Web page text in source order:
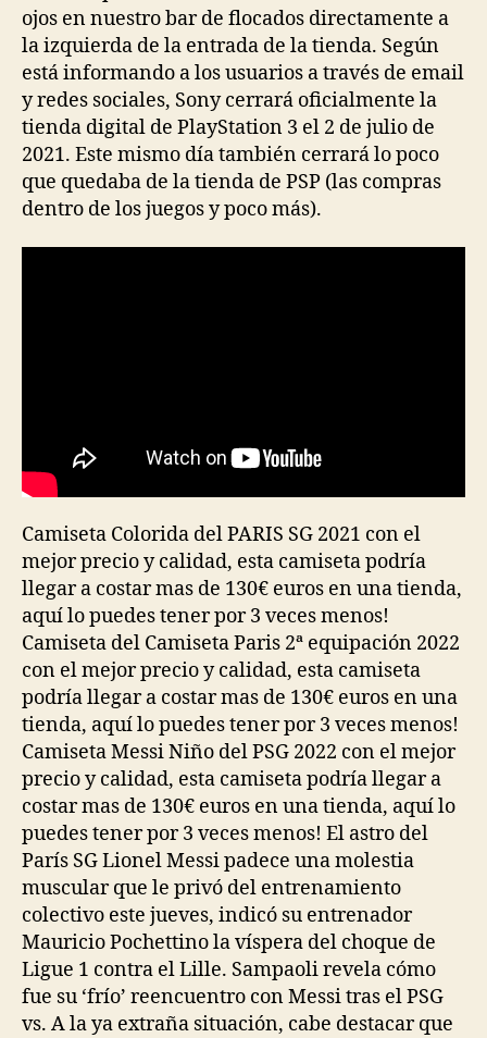
ojos en nuestro bar de flocados directamente a
la izquierda de la entrada de la tienda. Según
está informando a los usuarios a través de email
y redes sociales, Sony cerrará oficialmente la
tienda digital de PlayStation 3 el 2 de julio de
2021. Este mismo día también cerrará lo poco
que quedaba de la tienda de PSP (las compras
dentro de los juegos y poco más).
Camiseta Colorida del PARIS SG 2021 con el
mejor precio y calidad, esta camiseta podría
llegar a costar mas de 130€ euros en una tienda,
aquí lo puedes tener por 3 veces menos!
Camiseta del Camiseta Paris 2ª equipación 2022
con el mejor precio y calidad, esta camiseta
podría llegar a costar mas de 130€ euros en una
tienda, aquí lo puedes tener por 3 veces menos!
Camiseta Messi Niño del PSG 2022 con el mejor
precio y calidad, esta camiseta podría llegar a
costar mas de 130€ euros en una tienda, aquí lo
puedes tener por 3 veces menos! El astro del
París SG Lionel Messi padece una molestia
muscular que le privó del entrenamiento
colectivo este jueves, indicó su entrenador
Mauricio Pochettino la víspera del choque de
Ligue 1 contra el Lille. Sampaoli revela cómo
fue su ‘frío’ reencuentro con Messi tras el PSG
vs. A la ya extraña situación, cabe destacar que